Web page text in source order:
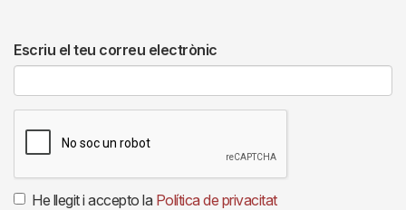
Escriu el teu correu electrònic
He llegit i accepto la Política de privacitat